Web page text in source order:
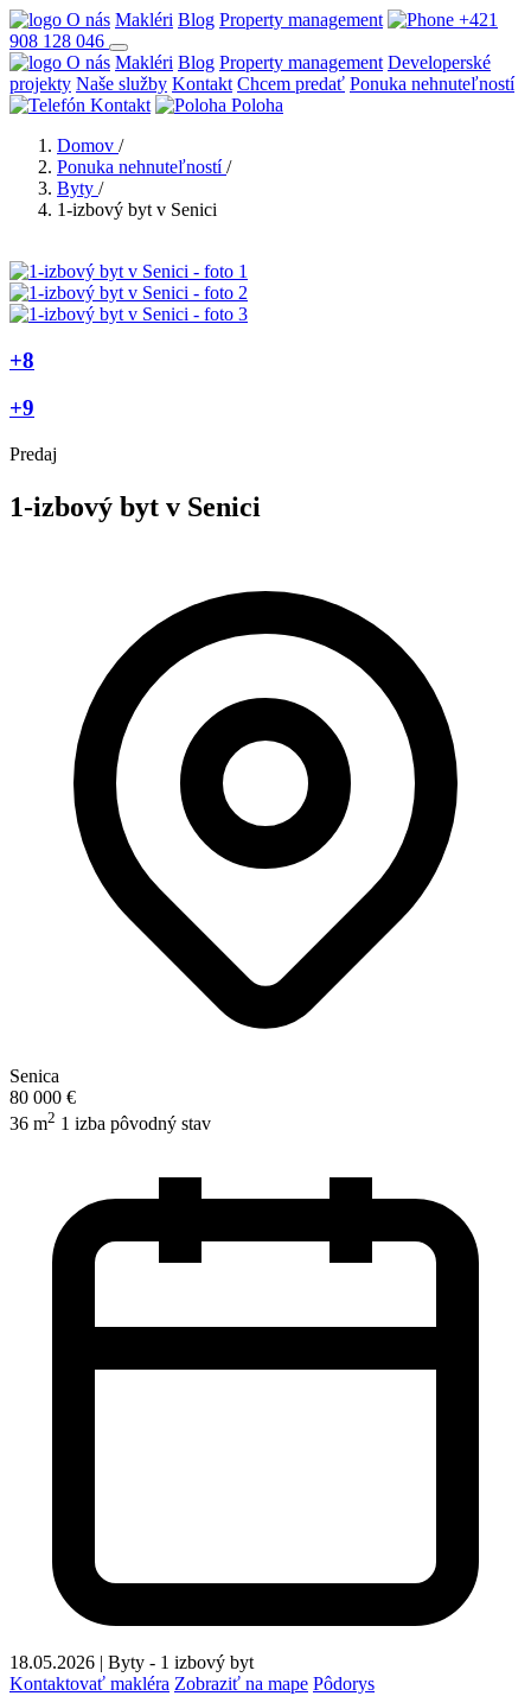
O nás Makléri Blog Property management
+421
908 128 046
O nás Makléri Blog Property management Developerské
projekty Naše služby Kontakt Chcem predať Ponuka nehnuteľností
Kontakt
Poloha
Domov /
Ponuka nehnuteľností /
Byty /
1-izbový byt v Senici
+8
+9
Predaj
1-izbový byt v Senici
Senica
80 000 €
36 m2 1 izba pôvodný stav
18.05.2026 | Byty - 1 izbový byt
Kontaktovať makléra Zobraziť na mape Pôdorys